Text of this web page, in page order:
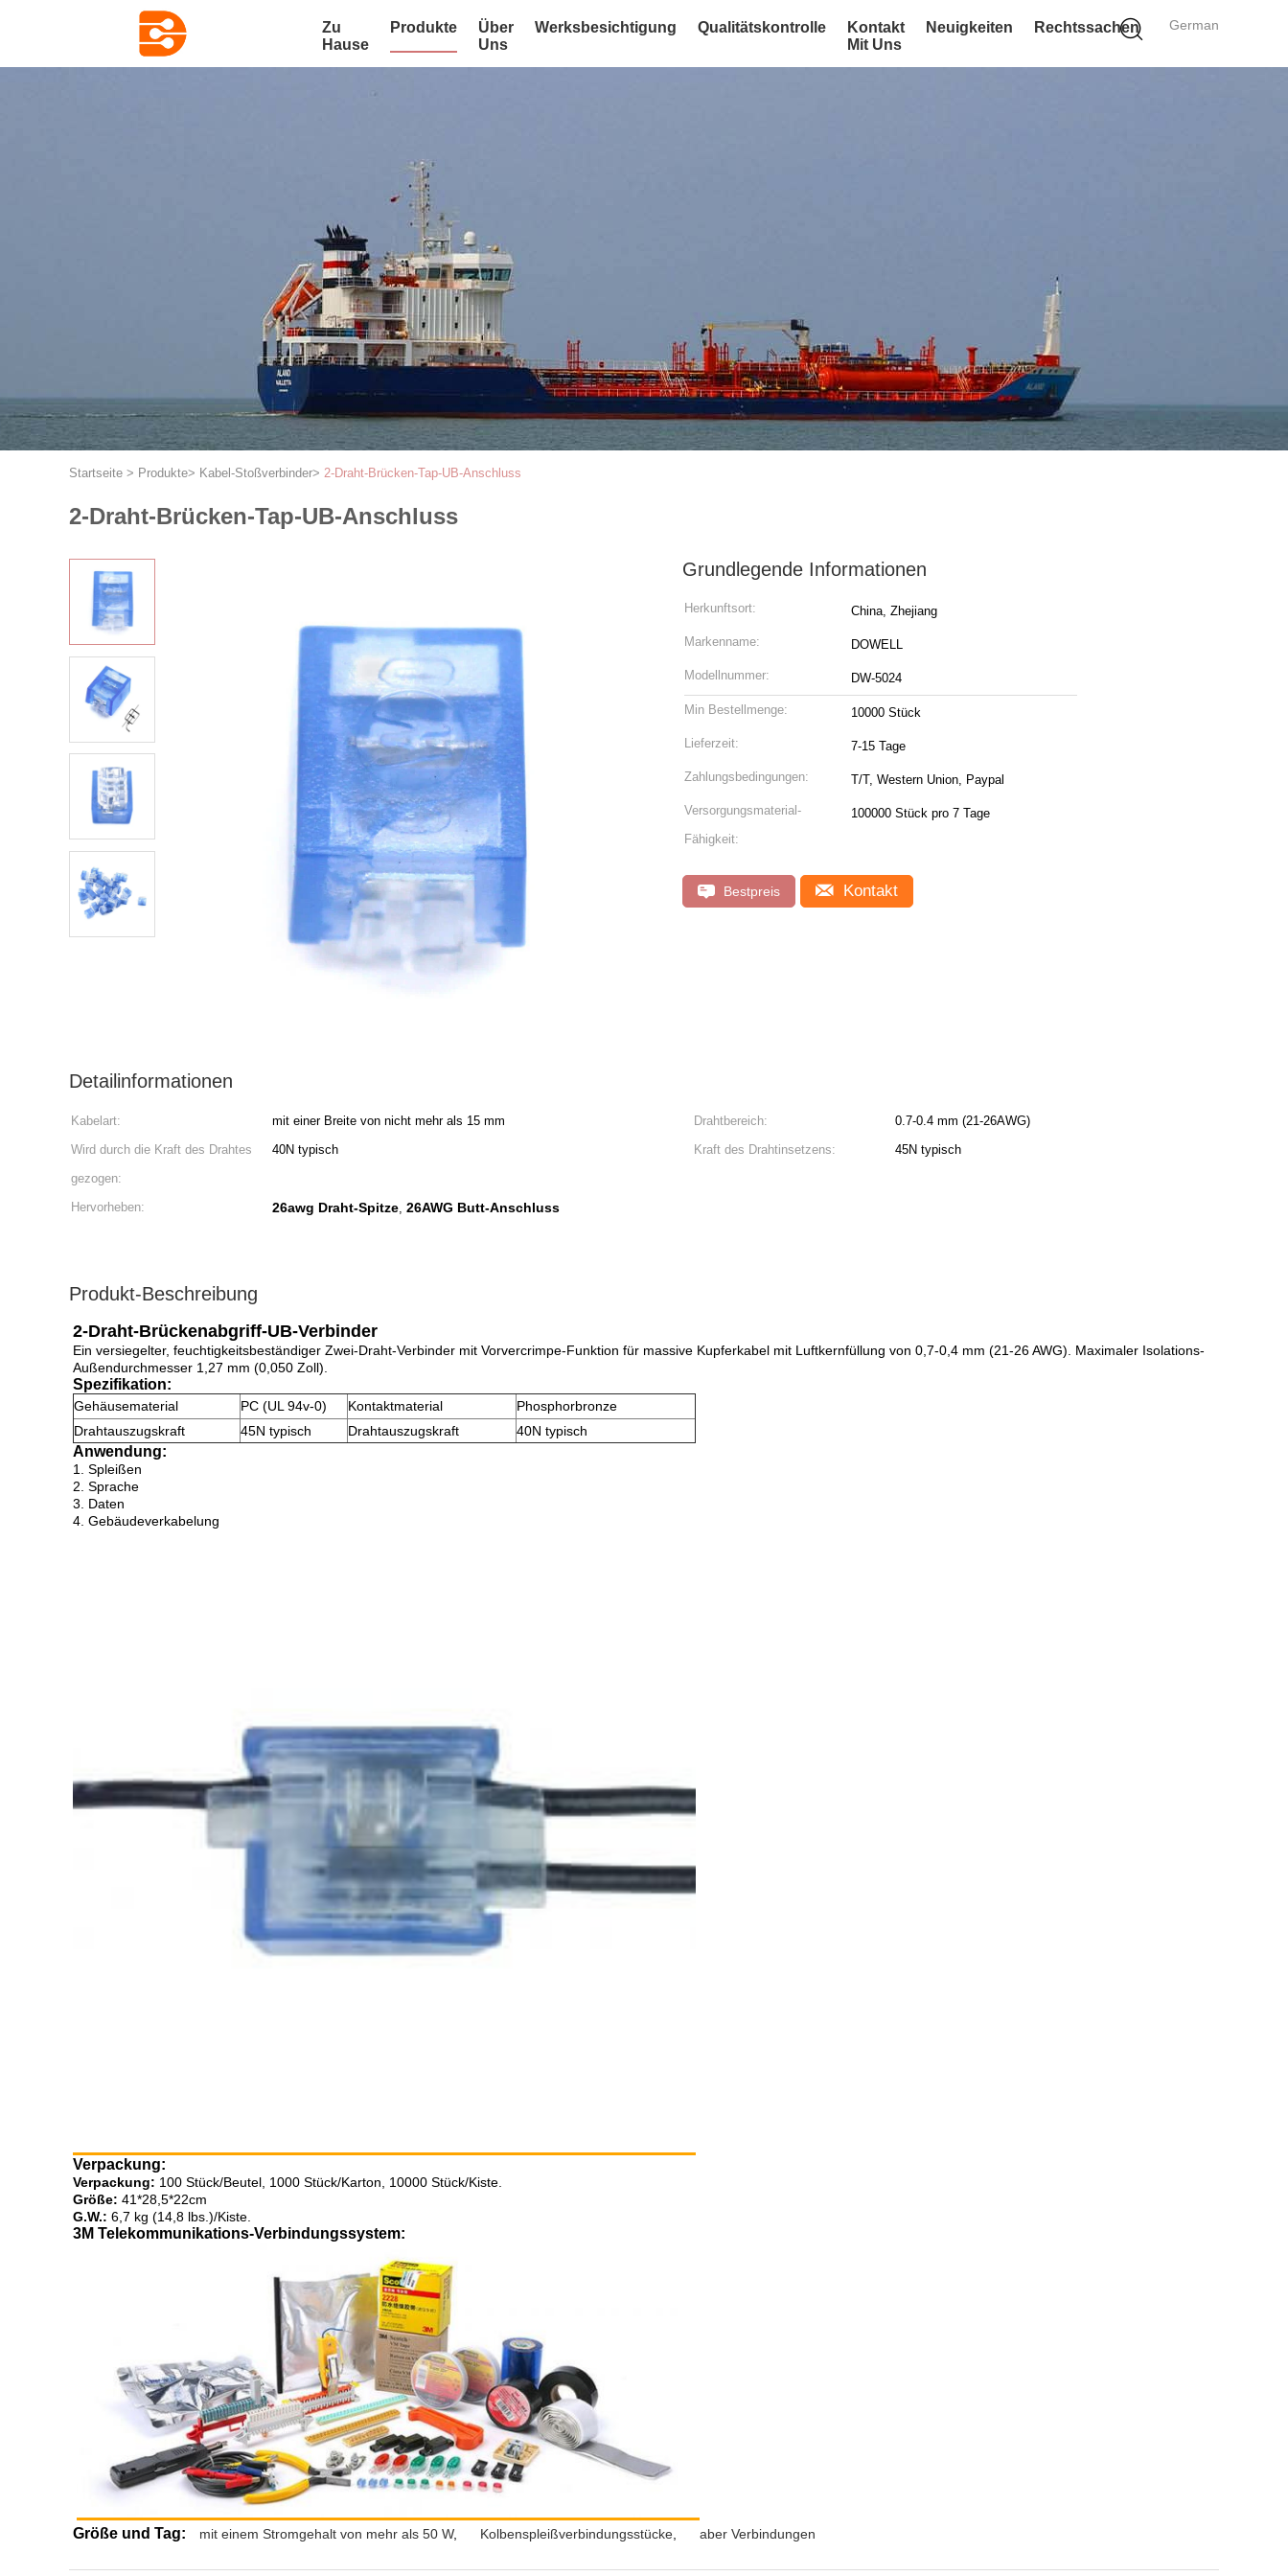
German
Zu
Hause
Produkte
Über
Uns
Werksbesichtigung Qualitätskontrolle
Kontakt
Mit Uns
Neuigkeiten Rechtssachen
Startseite > Produkte> Kabel-Stoßverbinder> 2-Draht-Brücken-Tap-UB-Anschluss
2-Draht-Brücken-Tap-UB-Anschluss
Grundlegende Informationen
Herkunftsort: China, Zhejiang
Markenname: DOWELL
Modellnummer: DW-5024
Min Bestellmenge: 10000 Stück
Lieferzeit: 7-15 Tage
Zahlungsbedingungen: T/T, Western Union, Paypal
Versorgungsmaterial-
Fähigkeit:
100000 Stück pro 7 Tage
Bestpreis Kontakt
Detailinformationen
Kabelart: mit einer Breite von nicht mehr als 15 mm Drahtbereich:
0.7-0.4 mm (21-26AWG)
Wird durch die Kraft des Drahtes
gezogen:
40N typisch Kraft des Drahtinsetzens: 45N typisch
Hervorheben: 26awg Draht-Spitze, 26AWG Butt-Anschluss
Produkt-Beschreibung
2-Draht-Brückenabgriff-UB-Verbinder
Ein versiegelter, feuchtigkeitsbeständiger Zwei-Draht-Verbinder mit Vorvercrimpe-Funktion für massive Kupferkabel mit Luftkernfüllung von 0,7-0,4 mm (21-26 AWG). Maximaler Isolations-
Außendurchmesser 1,27 mm (0,050 Zoll).
Spezifikation:
Gehäusematerial PC (UL 94v-0) Kontaktmaterial
Phosphorbronze
Drahtauszugskraft
45N typisch Drahtauszugskraft 40N typisch
Anwendung:
1. Spleißen
2. Sprache
3. Daten
4. Gebäudeverkabelung
Verpackung:
Verpackung: 100 Stück/Beutel, 1000 Stück/Karton, 10000 Stück/Kiste.
Größe: 41*28,5*22cm
G.W.: 6,7 kg (14,8 lbs.)/Kiste.
3M Telekommunikations-Verbindungssystem:
Größe und Tag: mit einem Stromgehalt von mehr als 50 W, Kolbenspleißverbindungsstücke aber Verbindungen